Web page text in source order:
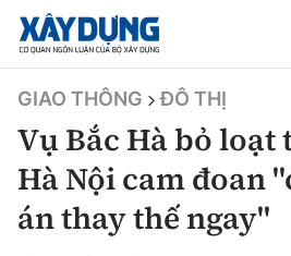
TIN BỘ XÂY DỰNG
CHUYÊN MỤC
GIAO THÔNG ĐÔ THỊ
Vụ Bắc Hà bỏ loạt
Hà Nội cam đoan
án thay thế ngay"